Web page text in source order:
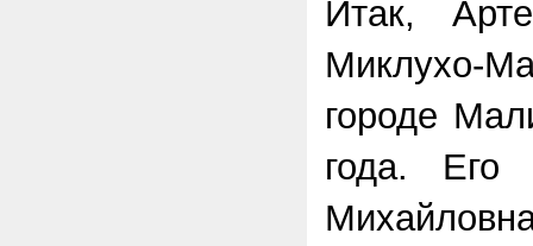
Итак,
Миклухо-
городе
года. Его